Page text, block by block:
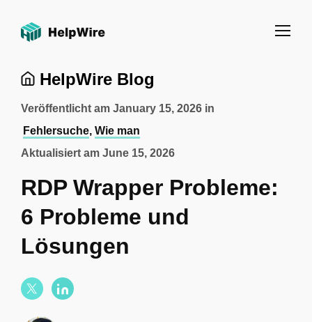
HelpWire Blog
Aktualisiert am June 15, 2026
Veröffentlicht am January 15, 2026 in
Fehlersuche, Wie man
RDP Wrapper Probleme:
6 Probleme und
Lösungen